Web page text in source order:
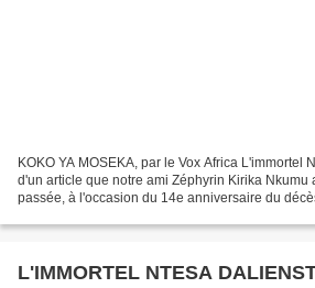
KOKO YA MOSEKA, par le Vox Africa L'immortel
d'un article que notre ami Zéphyrin Kirika Nkumu
passée, à l'occasion du 14e anniversaire du
L'IMMORTEL NTESA